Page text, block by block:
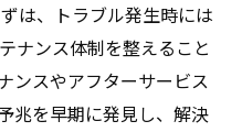
は、トラブル発生時には
ナンス体制を整えること
ンスやアフターサービス
兆を早期に発見し、解決